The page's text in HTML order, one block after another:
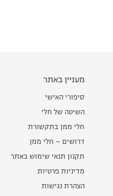
מעניין באתר
סיפורי האישי
השיטה של חלי
חלי ממן בתקשורת
דרושים – חלי ממן
תקנון תנאי שימוש באתר
מדיניות פרטיות
הצהרת נגישות